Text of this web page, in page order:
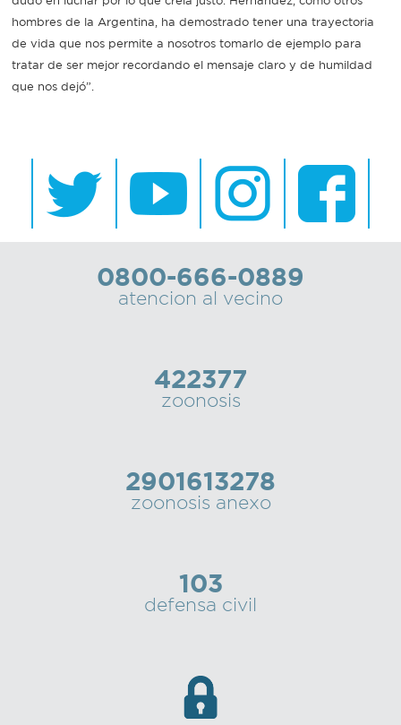
hombres de la Argentina, ha demostrado tener una trayectoria
de vida que nos permite a nosotros tomarlo de ejemplo para
tratar de ser mejor recordando el mensaje claro y de humildad
que nos dejó”.
0800-666-0889
atencion al vecino
422377
zoonosis
2901613278
zoonosis anexo
103
defensa civil